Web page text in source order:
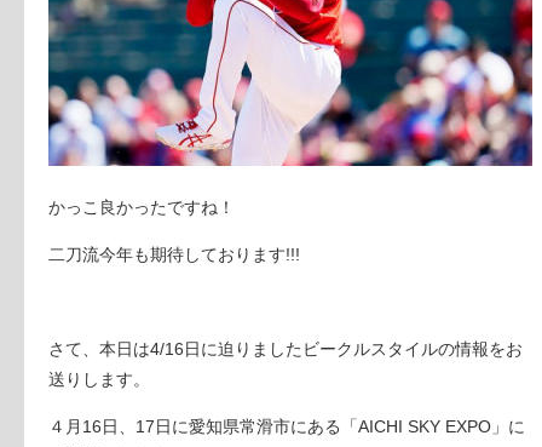
かっこ良かったですね！
二刀流今年も期待しております!!!
さて、本日は4/16日に迫りましたビークルスタイルの情報をお
送りします。
４月16日、17日に愛知県常滑市にある「AICHI SKY EXPO」に